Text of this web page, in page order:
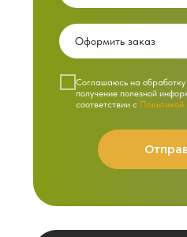
Cоглашаюсь на
получение полезной
соответствии с Политикой